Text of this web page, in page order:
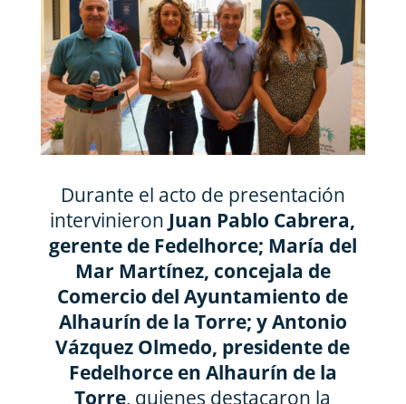
Durante el acto de presentación
intervinieron Juan Pablo Cabrera,
gerente de Fedelhorce; María del
Mar Martínez, concejala de
Comercio del Ayuntamiento de
Alhaurín de la Torre; y Antonio
Vázquez Olmedo, presidente de
Fedelhorce en Alhaurín de la
Torre, quienes destacaron la